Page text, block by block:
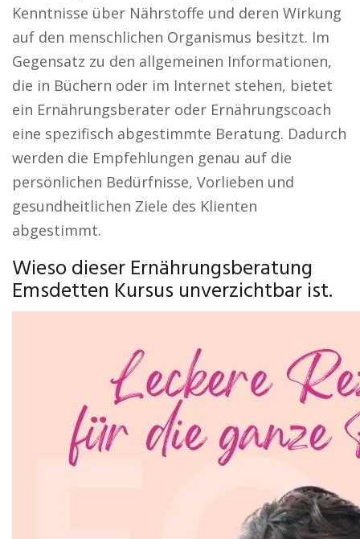
Kenntnisse über Nährstoffe und deren Wirkung
auf den menschlichen Organismus besitzt. Im
Gegensatz zu den allgemeinen Informationen,
die in Büchern oder im Internet stehen, bietet
ein Ernährungsberater oder Ernährungscoach
eine spezifisch abgestimmte Beratung. Dadurch
werden die Empfehlungen genau auf die
persönlichen Bedürfnisse, Vorlieben und
gesundheitlichen Ziele des Klienten
abgestimmt.
Wieso dieser Ernährungsberatung
Emsdetten Kursus unverzichtbar ist.